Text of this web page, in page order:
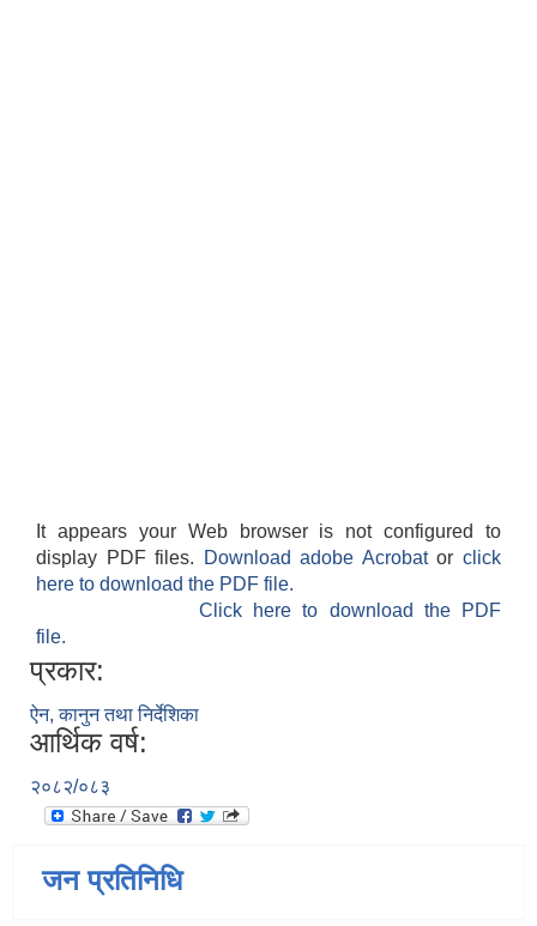
It appears your Web browser is not configured to
display PDF files.
Download adobe Acrobatorclick
here to download the PDF file.
Click here to download the PDF
file.
प्रकार:
ऐन, कानुन तथा निर्देशिका
आर्थिक वर्ष:
२०८२/०८३
जन प्रतिनिधि